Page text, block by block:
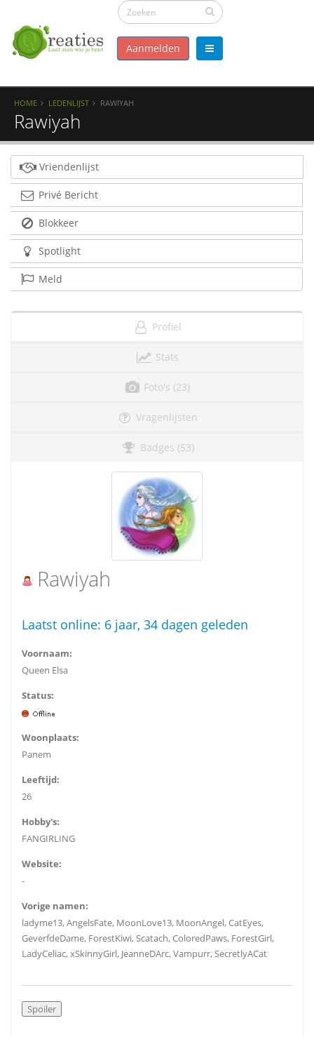
Aanmelden
HOME LEDENLIJST RAWIYAH
Rawiyah
Vriendenlijst
Privé Bericht
Blokkeer
Spotlight
Meld
Profiel
Stats
Foto's (23)
Vragenlijsten
Badges (53)
Rawiyah
Laatst online: 6 jaar, 34 dagen geleden
Voornaam:
Queen Elsa
Status:
Woonplaats:
Panem
Leeftijd:
26
Hobby's:
FANGIRLING
Website:
-
Vorige namen:
ladyme13, AngelsFate, MoonLove13, MoonAngel, CatEyes,
GeverfdeDame, ForestKiwi, Scatach, ColoredPaws, ForestGirl,
LadyCeliac, xSkinnyGirl, JeanneDArc, Vampurr, SecretlyACat